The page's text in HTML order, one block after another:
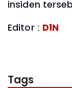
insiden
Editor : D1N
Tags